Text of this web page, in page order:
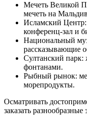
Мечеть Великой
мечеть на
Исламский
конференц-зал и
Национальный
рассказывающие
Султанский
фонтанами.
Рыбный рынок:
морепродукты.
Осматривать
заказать